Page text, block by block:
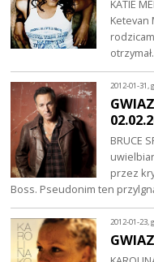
KATIE
Ketevan
2012-01-31,
BRUCE
przez
Boss. Pseudonim ten
2012-01-23,